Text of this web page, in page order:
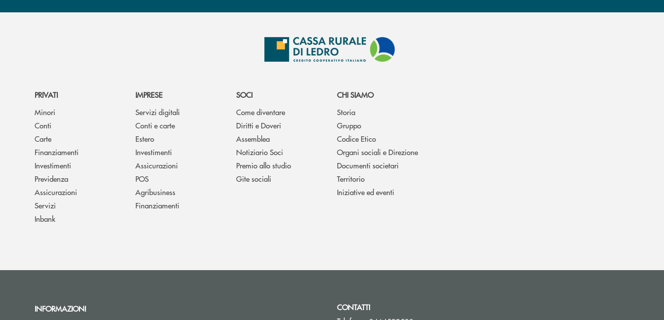
PRIVATI
Minori
Conti
Carte
Finanziamenti
Investimenti
Previdenza
Assicurazioni
Servizi
Inbank
IMPRESE
Servizi digitali
Conti e carte
Estero
Investimenti
Assicurazioni
POS
Agribusiness
Finanziamenti
SOCI
Come diventare
Diritti e Doveri
Assemblea
Notiziario Soci
Premio allo studio
Gite sociali
CHI SIAMO
Storia
Gruppo
Codice Etico
Organi sociali e Direzione
Documenti societari
Territorio
Iniziative ed eventi
INFORMAZIONI
CONTATTI